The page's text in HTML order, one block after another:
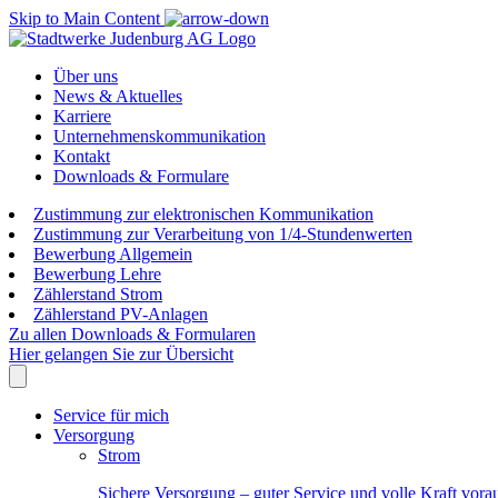
Skip to Main Content
Über uns
News & Aktuelles
Karriere
Unternehmenskommunikation
Kontakt
Downloads & Formulare
Zustimmung zur elektronischen Kommunikation
Zustimmung zur Verarbeitung von 1/4-Stundenwerten
Bewerbung Allgemein
Bewerbung Lehre
Zählerstand Strom
Zählerstand PV-Anlagen
Zu allen Downloads & Formularen
Hier gelangen Sie zur Übersicht
Service für mich
Versorgung
Strom
Sichere Versorgung – guter Service und volle Kraft